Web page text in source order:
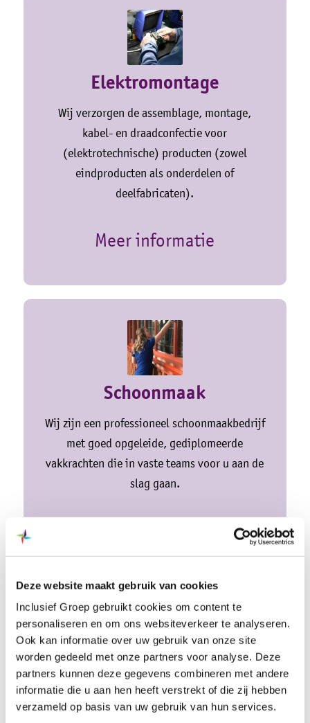
Deze website maakt gebruik van cookies
Inclusief Groep gebruikt cookies om content te
personaliseren en om ons websiteverkeer te analyseren.
Ook kan informatie over uw gebruik van onze site
worden gedeeld met onze partners voor analyse. Deze
partners kunnen deze gegevens combineren met andere
informatie die u aan hen heeft verstrekt of die zij hebben
verzameld op basis van uw gebruik van hun services.
Elektromontage­
Wij verzorgen de assemblage, montage,
kabel- en draadconfectie voor
(elektrotechnische) producten (zowel
eindproducten als onderdelen of
deelfabricaten).
Meer informatie
Schoonmaak
Wij zijn een professioneel schoonmaakbedrijf
met goed opgeleide, gediplomeerde
vakkrachten die in vaste teams voor u aan de
slag gaan.
Productie
Wij zijn een betrouwbare schakel in de